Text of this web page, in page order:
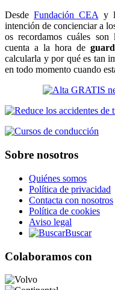
DesdeFundación CEAy
intención de concienciar a
os recordamos cuáles
cuenta a la hora de
calcularla y por qué es tan
en todo momento cuando
Sobre nosotros
Quiénes somos
Política de privacidad
Contacta con nosotros
Política de cookies
Aviso legal
Buscar
Colaboramos con